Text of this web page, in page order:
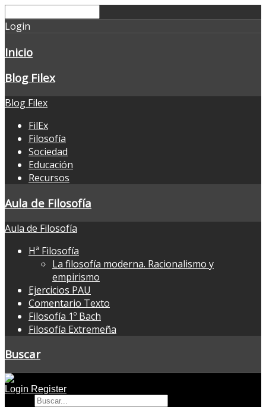
Login
Inicio
Blog Filex
Blog Filex
FilEx
Filosofía
Sociedad
Educación
Recursos
Aula de Filosofía
Aula de Filosofía
Hª Filosofía
La filosofía moderna. Racionalismo y
empirismo
Ejercicios PAU
Comentario Texto
Filosofía 1º Bach
Filosofía Extremeña
Buscar
Login Register